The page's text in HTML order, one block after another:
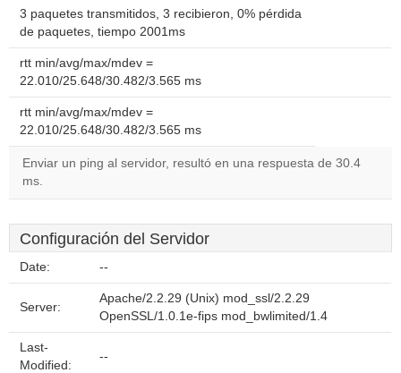
3 paquetes transmitidos, 3 recibieron, 0% pérdida
de paquetes, tiempo 2001ms
rtt min/avg/max/mdev =
22.010/25.648/30.482/3.565 ms
rtt min/avg/max/mdev =
22.010/25.648/30.482/3.565 ms
Enviar un ping al servidor, resultó en una respuesta de 30.4
ms.
Configuración del Servidor
Date: --
Server:
Apache/2.2.29 (Unix) mod_ssl/2.2.29
OpenSSL/1.0.1e-fips mod_bwlimited/1.4
Last-
Modified:
--